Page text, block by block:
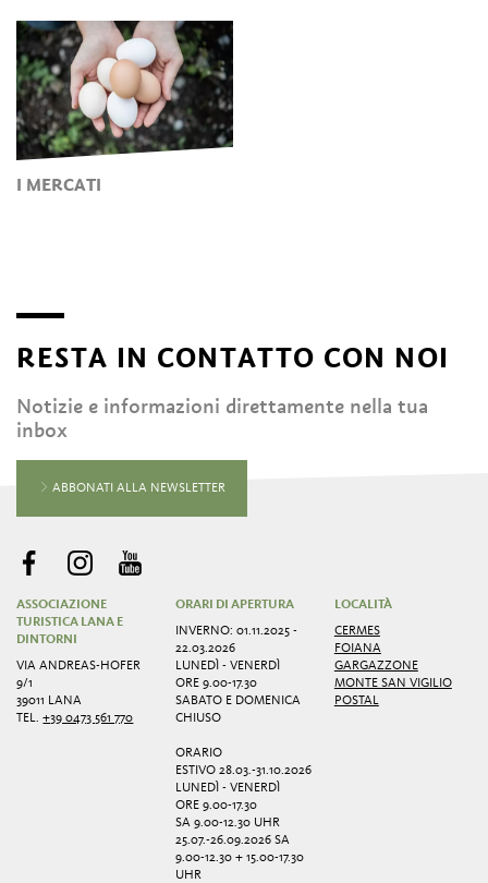
I MERCATI
RESTA IN CONTATTO CON NOI
Notizie e informazioni direttamente nella tua
inbox
ABBONATI ALLA NEWSLETTER
ASSOCIAZIONE
TURISTICA LANA E
DINTORNI
VIA ANDREAS-HOFER
9/1
39011 LANA
TEL.+39 0473 561 770
ORARI DI APERTURA
INVERNO: 01.11.2025 -
22.03.2026
LUNEDÌ - VENERDÌ
ORE 9.00-17.30
SABATO E DOMENICA
CHIUSO
ORARIO
ESTIVO 28.03.-31.10.2026
LUNEDÌ - VENERDÌ
ORE 9.00-17.30
SA 9.00-12.30 UHR
25.07.-26.09.2026 SA
9.00-12.30 + 15.00-17.30
UHR
LOCALITÀ
CERMES
FOIANA
GARGAZZONE
MONTE SAN VIGILIO
POSTAL